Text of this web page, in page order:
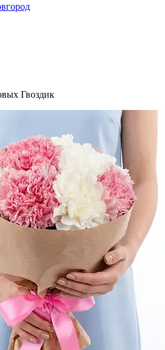
Гвоздик